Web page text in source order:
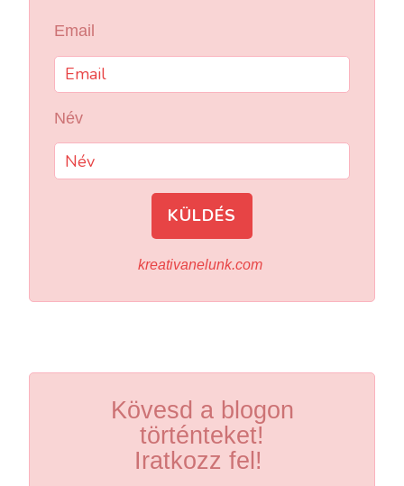
Email
Név
KÜLDÉS
kreativanelunk.com
Kövesd a blogon
történteket!
Iratkozz fel!